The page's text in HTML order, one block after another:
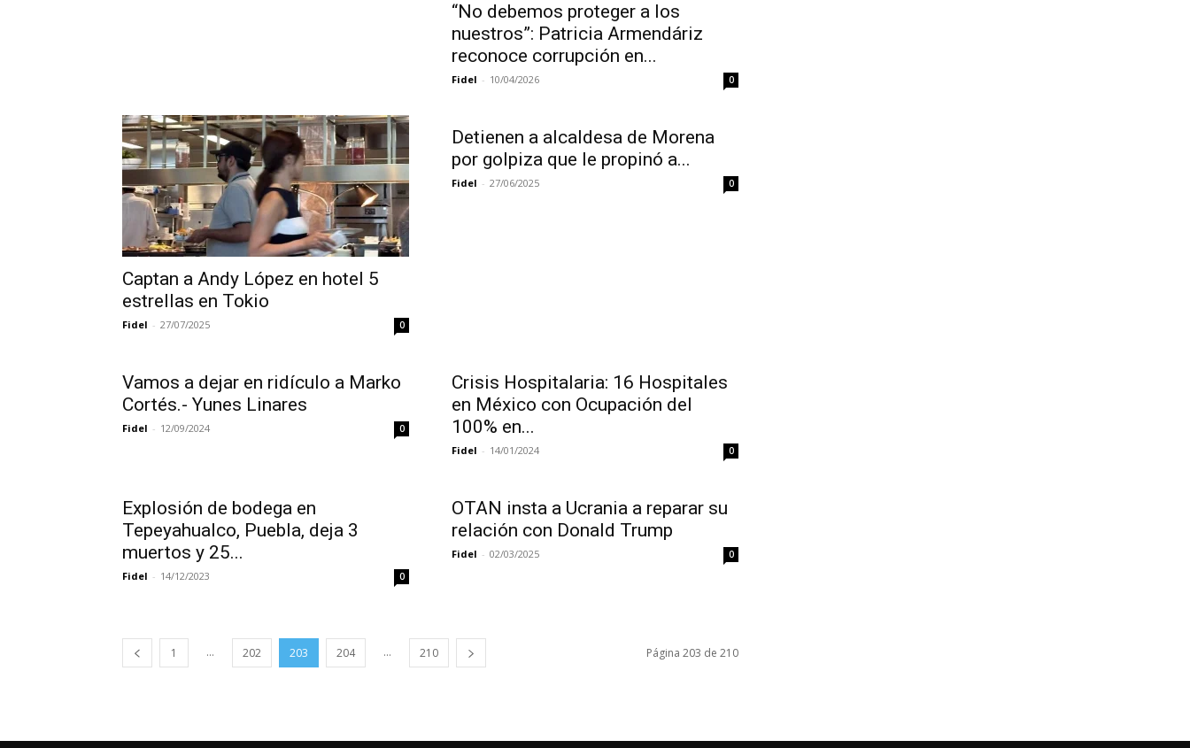
“No debemos proteger a los
nuestros”: Patricia Armendáriz
reconoce corrupción en...
Fidel - 10/04/2026 0
Captan a Andy López en hotel 5
estrellas en Tokio
Fidel - 27/07/2025 0
Detienen a alcaldesa de Morena
por golpiza que le propinó a...
Fidel - 27/06/2025 0
Vamos a dejar en ridículo a Marko
Cortés.- Yunes Linares
Fidel - 12/09/2024 0
Crisis Hospitalaria: 16 Hospitales
en México con Ocupación del
100% en...
Fidel - 14/01/2024 0
Explosión de bodega en
Tepeyahualco, Puebla, deja 3
muertos y 25...
Fidel - 14/12/2023 0
OTAN insta a Ucrania a reparar su
relación con Donald Trump
Fidel - 02/03/2025 0
1 ... 202 203 204 ... 210 Página 203 de 210